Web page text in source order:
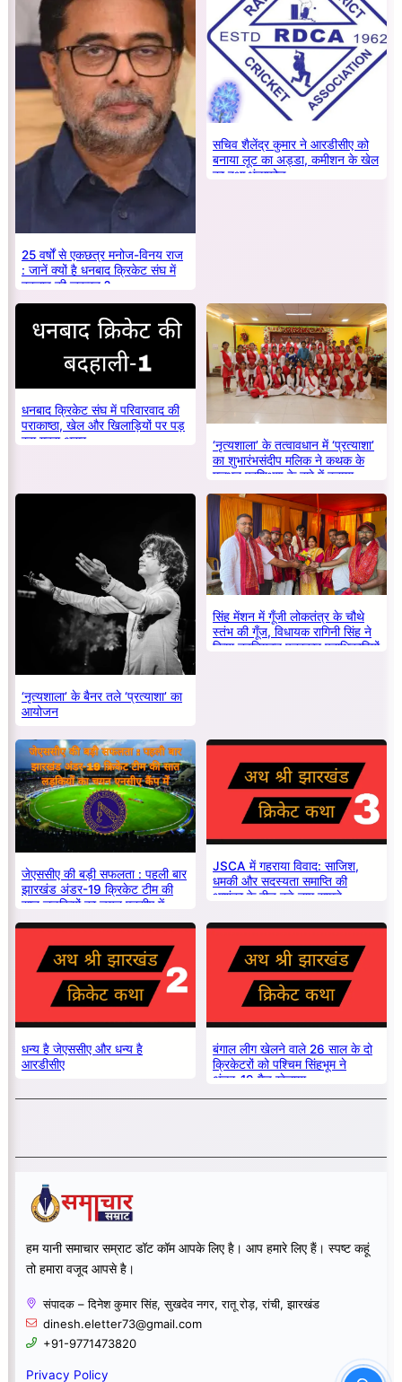
25 वर्षों से एकछत्र मनोज-विनय राज
: जानें क्यों है धनबाद क्रिकेट संघ में
बदलाव की जरूरत ?
सचिव शैलेंद्र कुमार ने आरडीसीए को
बनाया लूट का अड्डा, कमीशन के खेल
का हुआ भंडाफोड़
धनबाद क्रिकेट संघ में परिवारवाद की
पराकाष्ठा, खेल और खिलाड़ियों पर पड़
रहा गहरा असर
‘नृत्यशाला’ के तत्वावधान में ‘प्रत्याशा’
का शुभारंभसंदीप मलिक ने कथक के
मूलभूत प्रशिक्षण के बारे में बताया
‘नृत्यशाला’ के बैनर तले ‘प्रत्याशा’ का
आयोजन
सिंह मेंशन में गूँजी लोकतंत्र के चौथे
स्तंभ की गूँज, विधायक रागिनी सिंह ने
किया नवनियुक्त पत्रकार पदाधिकारियों
जेएससीए की बड़ी सफलता : पहली बार
झारखंड अंडर-19 क्रिकेट टीम की
सात लड़कियों का चयन एनसीए में
JSCA में गहराया विवाद: साजिश,
धमकी और सदस्यता समाप्ति की
आशंका के बीच बड़े नाम सामने
धन्य है जेएससीए और धन्य है
आरडीसीए
बंगाल लीग खेलने वाले 26 साल के दो
क्रिकेटरों को पश्चिम सिंहभूम ने
अंडर-19 मैच खेलाया
हम यानी समाचार सम्राट डॉट कॉम आपके लिए है। आप हमारे लिए हैं। स्पष्ट कहूं
तो हमारा वजूद आपसे है।
संपादक – दिनेश कुमार सिंह, सुखदेव नगर, रातू रोड़, रांची, झारखंड
dinesh.eletter73@gmail.com
+91-9771473820
Privacy Policy